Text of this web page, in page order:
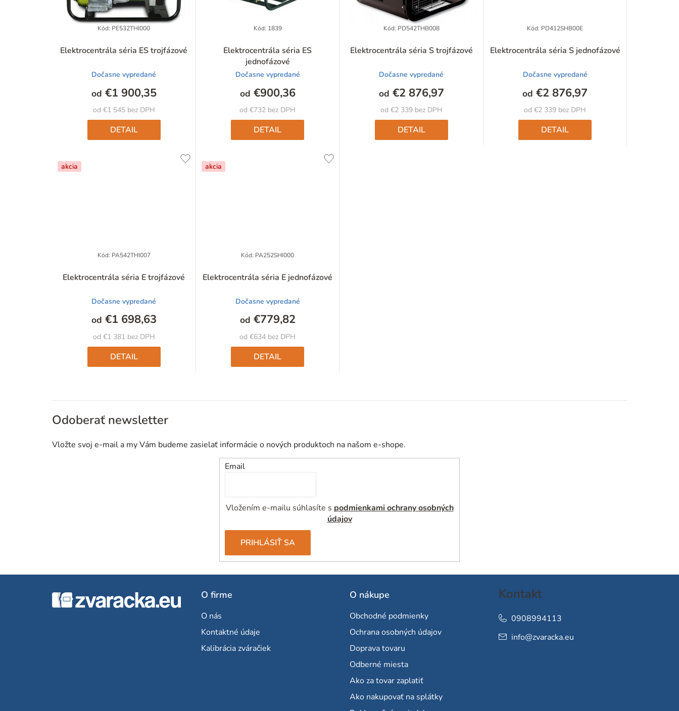
r
o
Elektrocentrála séria ES trojfázové
Dočasne vypredané
od €1 545 bez DPH
od €1 900,35
DETAIL
Kód: PE532THI000
Elektrocentrála séria ES
jednofázové
Dočasne vypredané
od €732 bez DPH
od €900,36
DETAIL
Kód: 1839
Elektrocentrála séria S trojfázové
Dočasne vypredané
od €2 339 bez DPH
od €2 876,97
DETAIL
Kód: PD542THB008
Elektrocentrála séria S jednofázové
Dočasne vypredané
od €2 339 bez DPH
od €2 876,97
DETAIL
Kód: PD412SHB00E
akcia
Elektrocentrála séria E trojfázové
Dočasne vypredané
od €1 381 bez DPH
od €1 698,63
DETAIL
Kód: PA542THI007
akcia
Elektrocentrála séria E jednofázové
Dočasne vypredané
od €634 bez DPH
od €779,82
DETAIL
Kód: PA252SHI000
v
d
a
e
p
k
y
Odoberať newsletter
Vložte svoj e-mail a my Vám budeme zasielať informácie o nových produktoch na našom e-shope.
Email
Vložením e-mailu súhlasíte s podmienkami ochrany osobných
údajov
PRIHLÁSIŤ SA
O firme
O nás
Kontaktné údaje
Kalibrácia zváračiek
O nákupe
Obchodné podmienky
Ochrana osobných údajov
Doprava tovaru
Odberné miesta
Ako za tovar zaplatiť
Ako nakupovať na splátky
Kontakt
info@zvaracka.eu
0908994113